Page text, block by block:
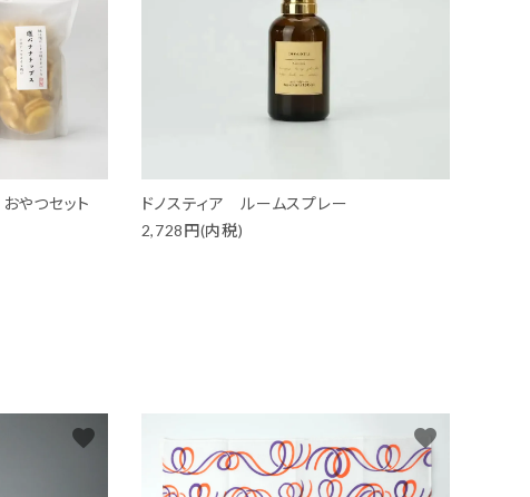
やつセット
ドノスティア ルームスプレー
2,728円(内税)
favorite favorite